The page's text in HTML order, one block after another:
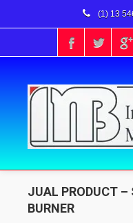
(1) 13
JUAL PRODUCT –
BURNER